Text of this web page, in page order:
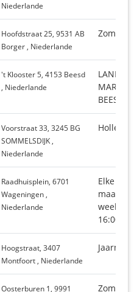
Niederlande
Hoofdstraat 25, 9531 AB
Borger , Niederlande
't Klooster 5, 4153 Beesd
, Niederlande
BEESD
Voorstraat 33, 3245 BG
SOMMELSDIJK ,
Niederlande
Holle
Raadhuisplein, 6701
Wageningen ,
Niederlande
Elke 4e
maand
16:00
Hoogstraat, 3407
Montfoort , Niederlande
Oosterburen 1, 9991